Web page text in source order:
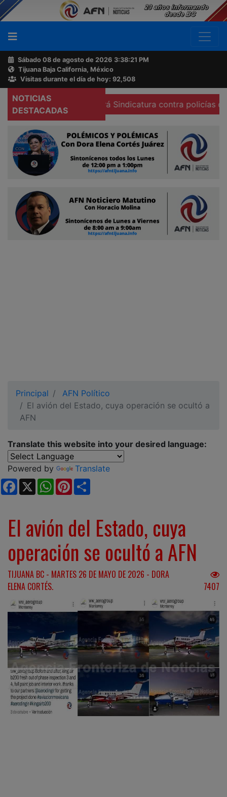
Sábado 08 de agosto de 2026 3:38:23 PM
Tijuana Baja California, México
Visitas durante el día de hoy: 92,508
NOTICIAS
DESTACADAS
Procederá Sindicatura contra policías que no porten
Principal
AFN Político
El avión del Estado, cuya operación se ocultó a
AFN
Translate this website into your desired language:
Powered by
Translate
Facebook
X WhatsApp
Pinterest
El avión del Estado, cuya
operación se ocultó a AFN
TIJUANA BC - MARTES 26 DE MAYO DE 2026 - DORA
ELENA CORTÉS.
7407
Buscador
Acerca
de
AFN
Ventas
Contacto
Reportero
Ciudadano